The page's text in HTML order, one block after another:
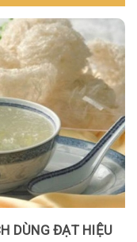
DÙNG ĐẠT HIỆU